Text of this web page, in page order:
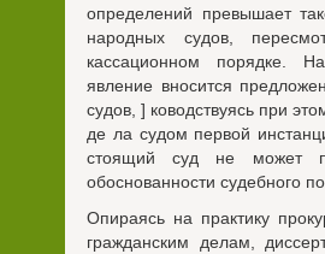
определений превышает
народных судов,
кассационном порядке.
явление вносится
судов, ] ководствуясь при
де ла судом первой
стоящий суд не может
обоснованности судебного
Опираясь на практику
гражданским делам,